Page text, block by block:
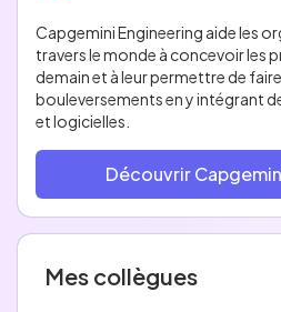
Capgemini Engineering aide les
travers le monde à concevoir les
demain et à leur permettre de
bouleversements en y intégrant
et logicielles.
Découvrir
Mes collègues